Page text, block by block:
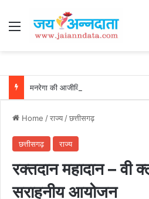
Menu
Home /राज्य/छत्तीसगढ़
छत्तीसगढ़ राज्य
रक्तदान महादान – वी
सराहनीय आयोजन